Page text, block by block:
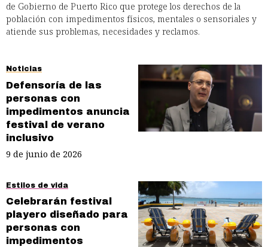
de Gobierno de Puerto Rico que protege los derechos de la
población con impedimentos físicos, mentales o sensoriales y
atiende sus problemas, necesidades y reclamos.
Noticias
Defensoría de las
personas con
impedimentos anuncia
festival de verano
inclusivo
9 de junio de 2026
Estilos de vida
Celebrarán festival
playero diseñado para
personas con
impedimentos